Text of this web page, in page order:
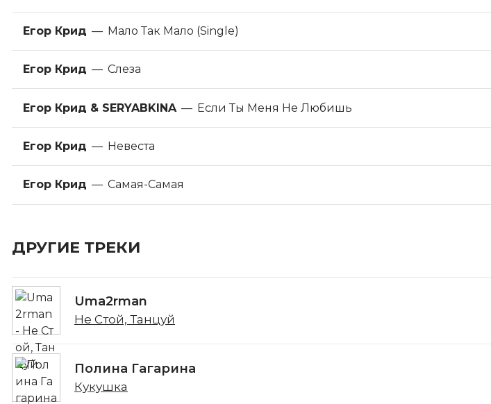
Егор Крид — Мало Так Мало (Single)
Егор Крид — Слеза
Егор Крид & SERYABKINA — Если Ты Меня Не Любишь
Егор Крид — Невеста
Егор Крид — Самая-Самая
ДРУГИЕ ТРЕКИ
Uma2rman
Не Стой, Танцуй
Полина Гагарина
Кукушка